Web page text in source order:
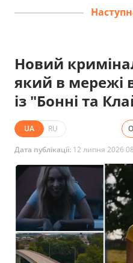
Новий
який в мережі
із "Бонні та
UA RU
Дата публікації: 12 липня 2026